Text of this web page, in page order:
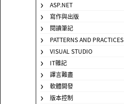
ASP.NET
寫作與出版
閱讀筆記
PATTERNS AND PRACTICES
VISUAL STUDIO
IT雜記
譯言難盡
軟體開發
版本控制